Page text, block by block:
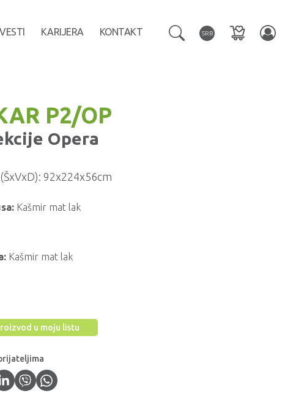
VESTI KARIJERA KONTAKT SRB
P2/OP
Opera
92x224x56cm
Kašmir mat lak
Kašmir mat lak
u moju listu